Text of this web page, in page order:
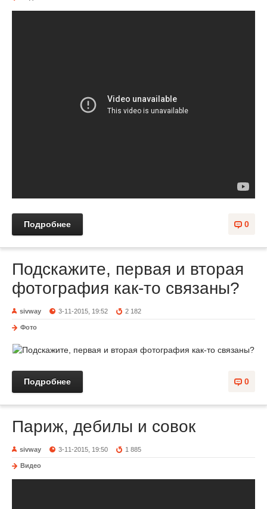
0
Подробнее
Подскажите, первая и вторая
фотография как-то связаны?
sivway 3-11-2015, 19:52 2 182
Фото
0
Подробнее
Париж, дебилы и совок
sivway 3-11-2015, 19:50 1 885
Видео